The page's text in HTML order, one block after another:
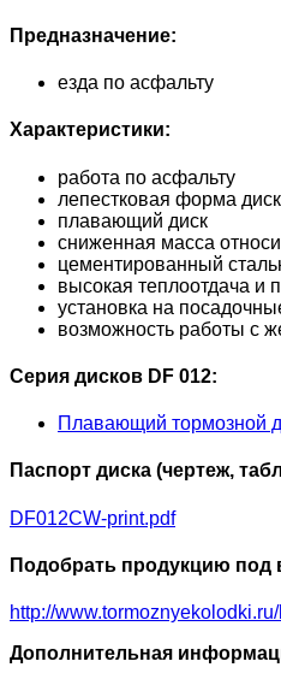
Предназначение:
езда по асфальту
Характеристики:
работа по асфальту
лепестковая форма
плавающий диск
сниженная масса
цементированный
высокая теплоотдача и
установка на
возможность работы с
Серия дисков DF 012:
Плавающий тормозной
Паспорт диска (чертеж,
DF012CW-print.pdf
Подобрать продукцию под
http://
Дополнительная